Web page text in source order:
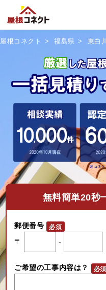
屋根コネクト 福島県 東白
無料簡単20秒
郵便番号
〒
-
ご希望の工事内容は？